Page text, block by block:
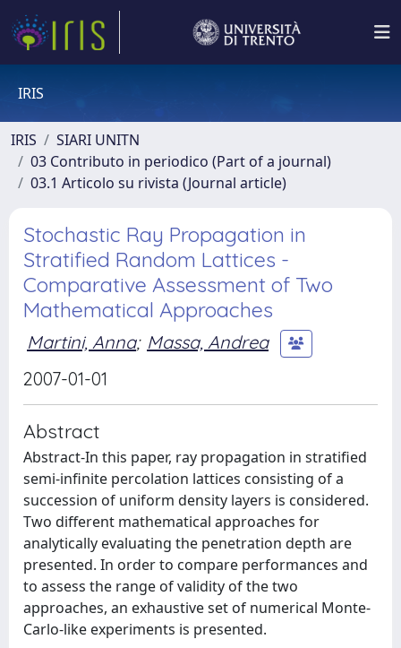
IRIS
IRIS
SIARI UNITN
03 Contributo in periodico (Part of a journal)
03.1 Articolo su rivista (Journal article)
Stochastic Ray Propagation in
Stratified Random Lattices -
Comparative Assessment of Two
Mathematical Approaches
Martini, Anna; Massa, Andrea
2007-01-01
Abstract
Abstract-In this paper, ray propagation in stratified
semi-infinite percolation lattices consisting of a
succession of uniform density layers is considered.
Two different mathematical approaches for
analytically evaluating the penetration depth are
presented. In order to compare performances and
to assess the range of validity of the two
approaches, an exhaustive set of numerical Monte-
Carlo-like experiments is presented.